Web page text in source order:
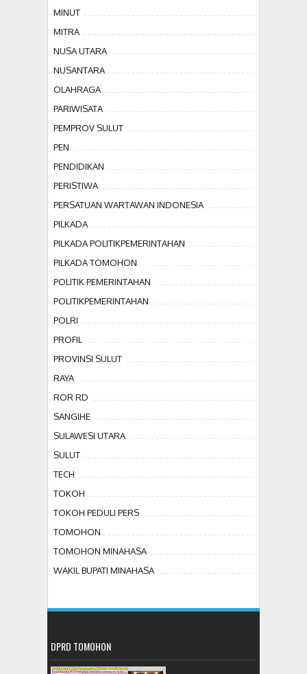
MINUT
MITRA
NUSA UTARA
NUSANTARA
OLAHRAGA
PARIWISATA
PEMPROV SULUT
PEN
PENDIDIKAN
PERISTIWA
PERSATUAN WARTAWAN INDONESIA
PILKADA
PILKADA POLITIKPEMERINTAHAN
PILKADA TOMOHON
POLITIK PEMERINTAHAN
POLITIKPEMERINTAHAN
POLRI
PROFIL
PROVINSI SULUT
RAYA
ROR RD
SANGIHE
SULAWESI UTARA
SULUT
TECH
TOKOH
TOKOH PEDULI PERS
TOMOHON
TOMOHON MINAHASA
WAKIL BUPATI MINAHASA
DPRD TOMOHON